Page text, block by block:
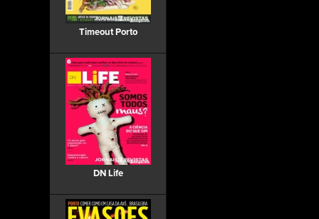
Timeout Porto
DN Life